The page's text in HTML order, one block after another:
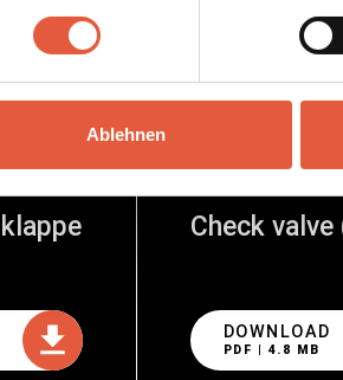
Ablehnen
in deutscher
Check valve
DOWNLOAD
PDF | 4.8 MB